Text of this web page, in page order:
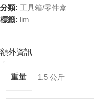
分類: 工具箱/零件盒
標籤: lim
額外資訊
重量 1.5 公斤